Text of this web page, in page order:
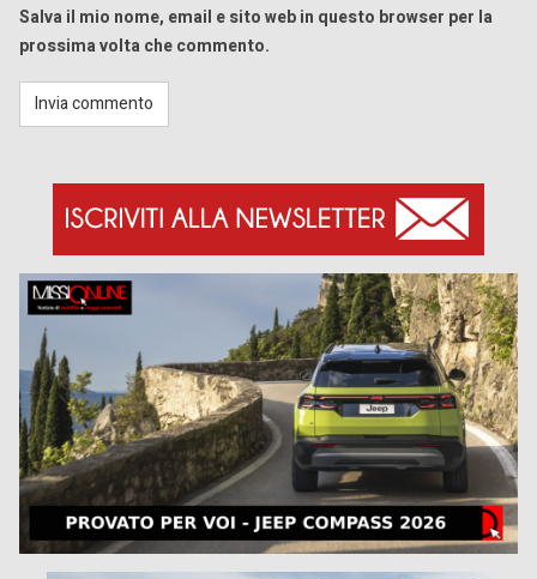
Salva il mio nome, email e sito web in questo browser per la
prossima volta che commento.